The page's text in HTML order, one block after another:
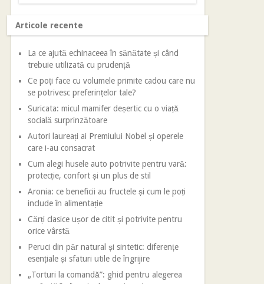
Articole recente
La ce ajută echinaceea în sănătate și când
trebuie utilizată cu prudență
Ce poți face cu volumele primite cadou care nu
se potrivesc preferințelor tale?
Suricata: micul mamifer deșertic cu o viață
socială surprinzătoare
Autori laureați ai Premiului Nobel și operele
care i-au consacrat
Cum alegi husele auto potrivite pentru vară:
protecție, confort și un plus de stil
Aronia: ce beneficii au fructele și cum le poți
include în alimentație
Cărți clasice ușor de citit și potrivite pentru
orice vârstă
Peruci din păr natural și sintetic: diferențe
esențiale și sfaturi utile de îngrijire
„Torturi la comandă”: ghid pentru alegerea